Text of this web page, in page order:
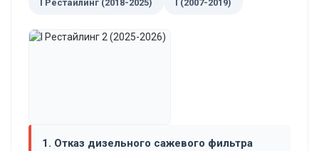
I Рестайлинг (2018-2025) I (2007-2019)
1. Отказ дизельного сажевого фильтра